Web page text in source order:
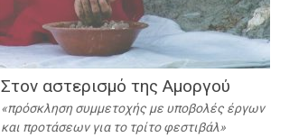
Στον αστερισμό της Αμοργού
πρόσκληση συμμετοχής με υποβολές έργων
και προτάσεων για το τρίτο φεστιβάλ